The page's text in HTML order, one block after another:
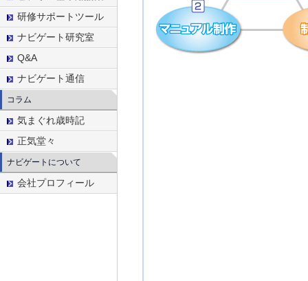
研修サポートツール
ナビゲート研究室
Q&A
ナビゲート通信
コラム
気まぐれ歳時記
正気堂々
ナビゲートについて
会社プロフィール